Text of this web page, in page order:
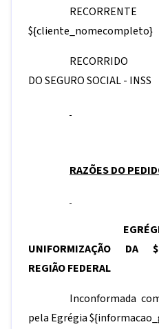
${cliente_nomecompleto}
RECORRIDO :
DO SEGURO SOCIAL - INSS
RAZÕES DO
UNIFORMIZAÇÃO DA
REGIÃO FEDERAL
Inconformada
pela Egrégia